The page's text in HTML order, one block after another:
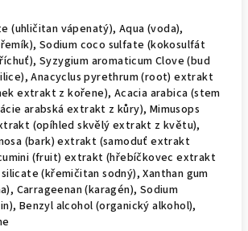
(uhličitan vápenatý), Aqua (voda),
Sodium coco sulfate (kokosulfát
Syzygium aromaticum Clove (bud
Anacyclus pyrethrum (root) extrakt
extrakt z kořene), Acacia arabica (stem
arabská extrakt z kůry), Mimusops
(opíhled skvělý extrakt z květu),
(bark) extrakt (samoduť extrakt
(fruit) extrakt (hřebíčkovec extrakt
(křemičitan sodný), Xanthan gum
Carrageenan (karagén), Sodium
Benzyl alcohol (organický alkohol),